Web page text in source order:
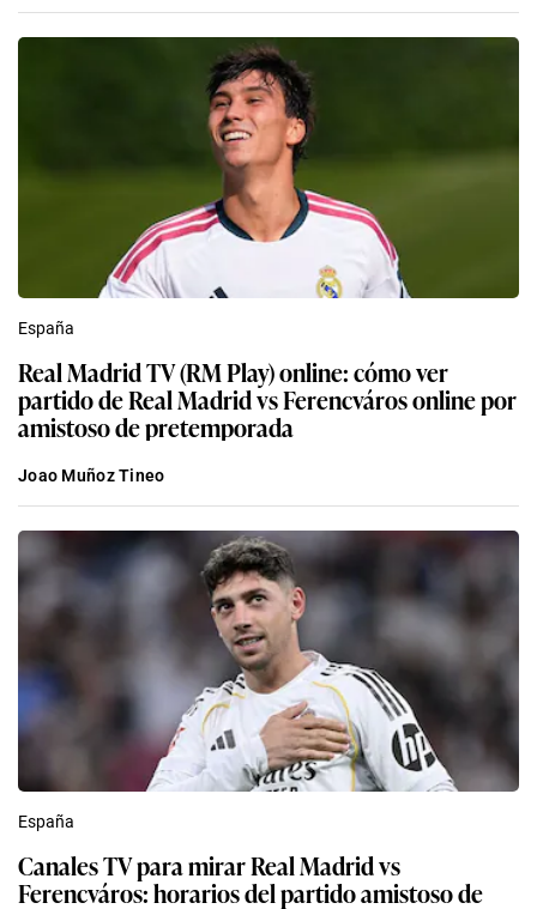
España
Real Madrid TV (RM Play) online: cómo ver
partido de Real Madrid vs Ferencváros online por
amistoso de pretemporada
Joao Muñoz Tineo
España
Canales TV para mirar Real Madrid vs
Ferencváros: horarios del partido amistoso de